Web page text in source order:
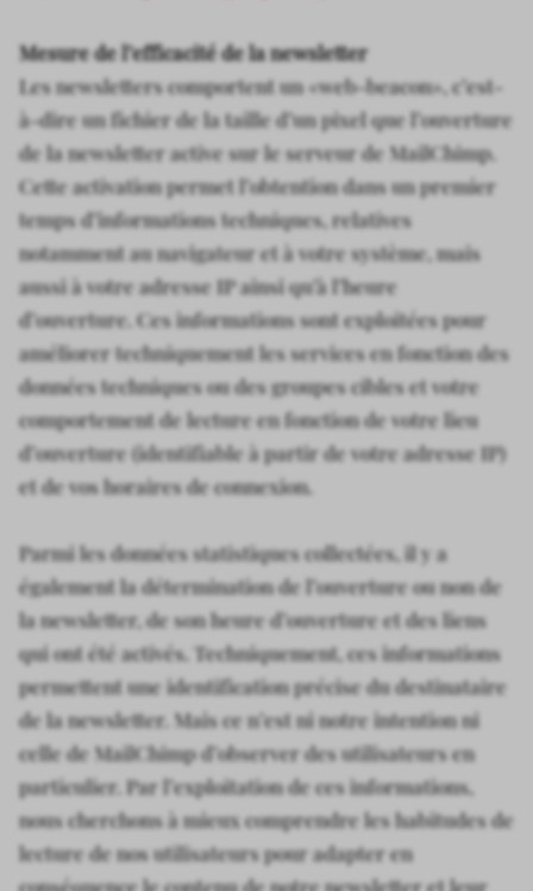
Mesure de l’efficacité de la newsletter
Les newsletters comportent un «web-beacon», c’est-
à-dire un fichier de la taille d’un pixel que l’ouverture
de la newsletter active sur le serveur de MailChimp.
Cette activation permet l’obtention dans un premier
temps d’informations techniques, relatives
notamment au navigateur et à votre système, mais
aussi à votre adresse IP ainsi qu’à l’heure
d’ouverture. Ces informations sont exploitées pour
améliorer techniquement les services en fonction des
données techniques ou des groupes cibles et votre
comportement de lecture en fonction de votre lieu
d’ouverture (identifiable à partir de votre adresse IP)
et de vos horaires de connexion.
Parmi les données statistiques collectées, il y a
également la détermination de l’ouverture ou non de
la newsletter, de son heure d’ouverture et des liens
qui ont été activés. Techniquement, ces informations
permettent une identification précise du destinataire
de la newsletter. Mais ce n’est ni notre intention ni
celle de MailChimp d’observer des utilisateurs en
particulier. Par l’exploitation de ces informations,
nous cherchons à mieux comprendre les habitudes de
lecture de nos utilisateurs pour adapter en